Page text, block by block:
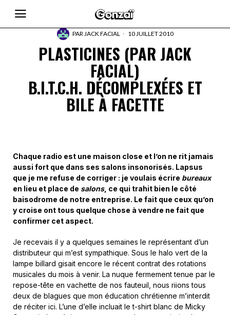
PARJACK FACIAL 10 JUILLET 2010
PLASTICINES (PAR JACK
FACIAL)
B.I.T.C.H. DÉCOMPLEXÉES ET
BILE À FACETTE
Chaque radio est une maison close et l’on ne rit jamais
aussi fort que dans ses salons insonorisés. Lapsus
que je me refuse de corriger : je voulais écrire bureaux
en lieu et place de salons, ce qui trahit bien le côté
baisodrome de notre entreprise. Le fait que ceux qu’on
y croise ont tous quelque chose à vendre ne fait que
confirmer cet aspect.
Je recevais il y a quelques semaines le représentant d’un
distributeur qui m’est sympathique. Sous le halo vert de la
lampe billard gisait encore le récent contrat des rotations
musicales du mois à venir. La nuque fermement tenue par le
repose-tête en vachette de nos fauteuil, nous riions tous
deux de blagues que mon éducation chrétienne m’interdit
de réciter ici. L’une d’elle incluait le t-shirt blanc de Micky